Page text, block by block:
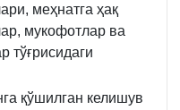
меҳнатга ҳақ
мукофотлар ва
тўғрисидаги
қўшилган келишув